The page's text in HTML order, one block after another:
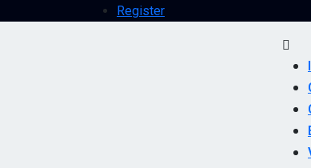
Register